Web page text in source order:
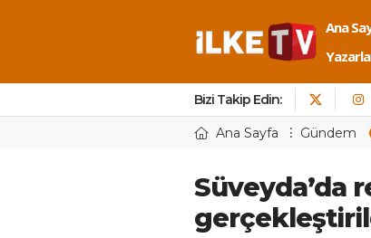
Ana
Bizi Takip Edin:
Ana Sayfa Gündem
Süveyda’da